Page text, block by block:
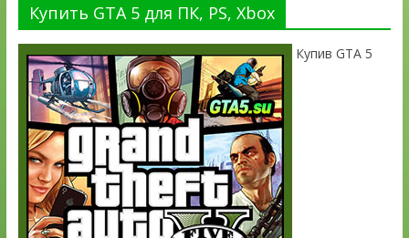
Купить GTA 5 для ПК, PS, Xbox
Купив GTA 5